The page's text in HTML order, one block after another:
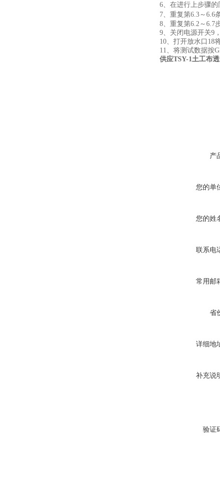
6、在进行上步骤
7、重复第6.3～6.6
8、重复第6.2～6.7
9、关闭电源开关9
10、打开放水口18
11、将测试数据按
供应TSY-1土工布
产
您的单
您的姓
联系电
常用邮
省
详细地
补充说
验证